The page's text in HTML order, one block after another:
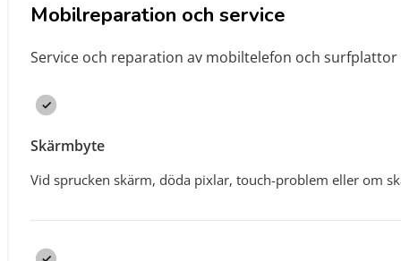
Mobilreparation och service
Service och reparation av mobiltelefon och
Skärmbyte
Vid sprucken skärm, döda pixlar, touch-problem eller om